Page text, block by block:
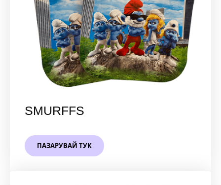
SMURFFS
ПАЗАРУВАЙ ТУК